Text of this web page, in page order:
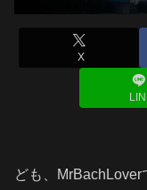
X
ども、